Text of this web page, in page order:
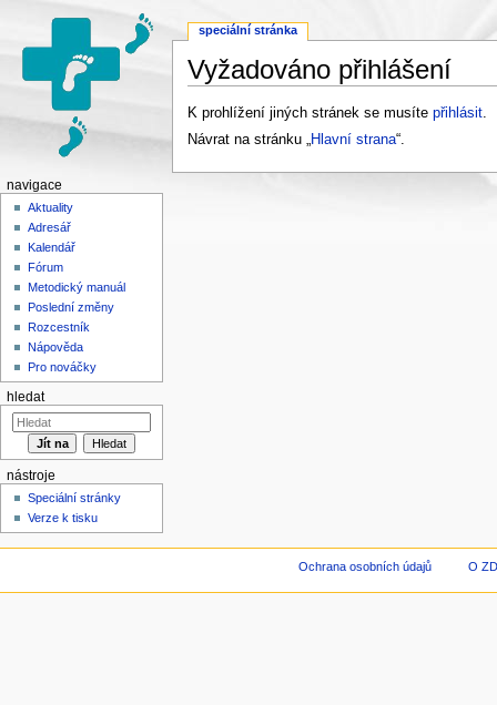
Vyžadováno přihlášení
K prohlížení jiných stránek se musíte přihlásit.
Návrat na stránku „Hlavní strana“.
speciální stránka
navigace
Aktuality
Adresář
Kalendář
Fórum
Metodický manuál
Poslední změny
Rozcestník
Nápověda
Pro nováčky
hledat
nástroje
Speciální stránky
Verze k tisku
Ochrana osobních údajů O